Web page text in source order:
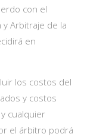
con el
Arbitraje de la
en
los costos del
y costos
cualquier
el árbitro podrá